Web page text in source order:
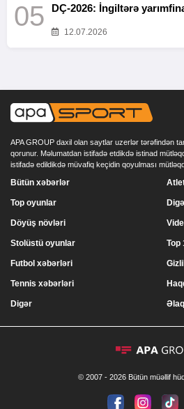
05 DÇ-2026: İngiltərə
12.07.2026
APA GROUP daxil olan saytlar uzerlər tərəfindən
qorunur. Məlumatdan istifadə etdikdə istinad
istifadə edildikdə müvafiq keçidin qoyulması
Bütün xəbərlər
Top oyunlar
Döyüş növləri
Stolüstü oyunlar Top
Futbol xəbərləri
Tennis xəbərləri
Digər
© 2007 - 2026 Bütün müəllif